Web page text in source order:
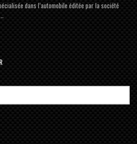
dans l’automobile éditée par la société